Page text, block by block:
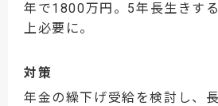
年で1800万円。5年長生きす
上必要に。
対策
年金の繰下げ受給を検討し、